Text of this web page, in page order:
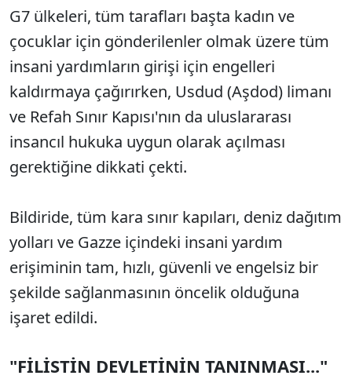
G7 ülkeleri, tüm tarafları başta kadın ve
çocuklar için gönderilenler olmak üzere tüm
insani yardımların girişi için engelleri
kaldırmaya çağırırken, Usdud (Aşdod) limanı
ve Refah Sınır Kapısı'nın da uluslararası
insancıl hukuka uygun olarak açılması
gerektiğine dikkati çekti.
Bildiride, tüm kara sınır kapıları, deniz dağıtım
yolları ve Gazze içindeki insani yardım
erişiminin tam, hızlı, güvenli ve engelsiz bir
şekilde sağlanmasının öncelik olduğuna
işaret edildi.
"FİLİSTİN DEVLETİNİN TANINMASI..."